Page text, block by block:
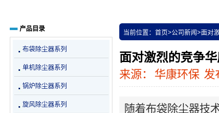
当前位置： 首页>公司新闻>面对
面对激烈的竞争
来源： 华康环保 发
随着布袋除尘器技
产品目录
布袋除尘器系列
单机除尘器系列
锅炉除尘器系列
旋风除尘器系列